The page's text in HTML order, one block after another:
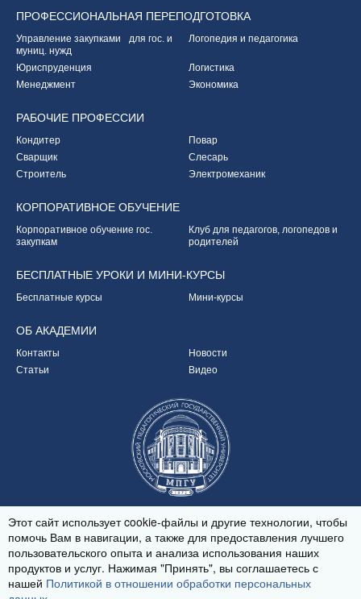
ПРОФЕССИОНАЛЬНАЯ ПЕРЕПОДГОТОВКА
Управление закупками для гос. и
муниц. нужд
Логопедия и педагогика
Юриспруденция
Логистика
Менеджмент
Экономика
РАБОЧИЕ ПРОФЕССИИ
Кондитер
Повар
Сварщик
Слесарь
Строитель
Электромеханик
КОРПОРАТИВНОЕ ОБУЧЕНИЕ
Корпоративное обучение гос.
закупкам
Клуб для педагогов, логопедов и
родителей
БЕСПЛАТНЫЕ УРОКИ И МИНИ-КУРСЫ
Бесплатные курсы Мини-курсы
ОБ АКАДЕМИИ
Контакты
Новости
Статьи
Видео
© 2020-2026
Политика обработки персональных данных
Этот сайт использует cookie-файлы и другие технологии, чтобы
помочь Вам в навигации, а также для предоставления лучшего
пользовательского опыта и анализа использования наших
продуктов и услуг. Нажимая "Принять", вы соглашаетесь с
нашей Политикой в отношении обработки персональных